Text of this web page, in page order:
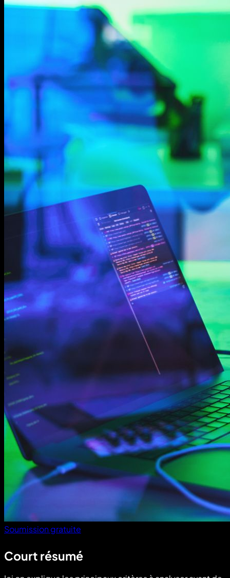
Soumission gratuite
Court résumé